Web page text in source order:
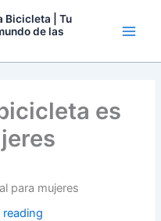
Bicicleta | Tu
de las
es
para mujeres